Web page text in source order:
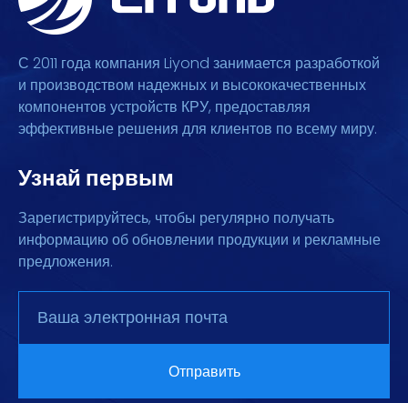
С 2011 года компания Liyond занимается разработкой
и производством надежных и высококачественных
компонентов устройств КРУ, предоставляя
эффективные решения для клиентов по всему миру.
Узнай первым
Зарегистрируйтесь, чтобы регулярно получать
информацию об обновлении продукции и рекламные
предложения.